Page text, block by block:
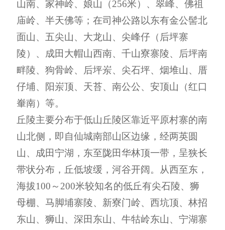
山南、家神岭、娘山（256米）、翠峰、佛祖
庙岭、半天佛等 ；在司神公路以东有金公髻北
面山、五尖山、大龙山、尖峰仔（后坪寨
陵）、成田大帽山西南、千山寮寨陵、后坪南
畔陵、狗骨岭、后坪岽、尖石坪、烟堆山、厝
仔埔、阳岽顶、天苔、南公公、安顶山（红口
輋南）等。
丘陵主要分布于低山丘陵区靠近平原村寨的南
山北侧，即自仙城南部山区边缘，经两英圆
山、 成田宁湖，东至陇田华林顶一带，呈狭长
带状分布，丘低坡缓，河谷开阔。从西至东，
海拔100 ～ 200米较知名的低丘有尖石陵、狮
母棚、马脚埔寨陵、新寮门岭、西坑顶、林招
东山、狮山、深田东山、牛牯岭东山、宁湖寨